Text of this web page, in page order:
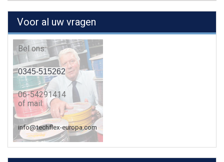
Voor al uw vragen
Bel ons:
0345-515262
06-54291414
of mail:
info@techflex-europa.com